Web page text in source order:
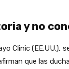
y no
Clinic (EE.UU.),
que las